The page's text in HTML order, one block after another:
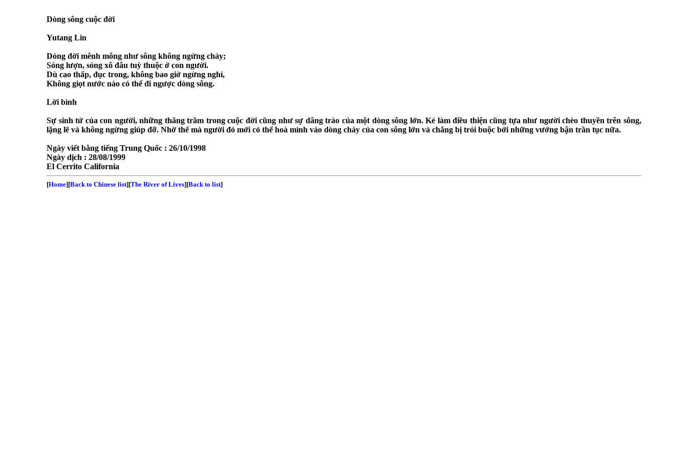
Dòng sông cuộc đời
Yutang Lin
Dòng đời mênh mông như sông không ngừng chảy;
Sóng lượn, sóng xô đâu tuỳ thuộc ở con người.
Dù cao thấp, đục trong, không bao giờ ngừng nghỉ,
Không giọt nước nào có thể đi ngược dòng sông.
Lời bình
Sự sinh tử của con người, những thăng trầm trong cuộc đời cũng như sự dâng trào của một dòng sông lớn. Kẻ làm điều thiện cũng tựa như người chèo thuyền trên sông,
lặng lẽ và không ngừng giúp đỡ. Nhờ thế mà người đó mới có thể hoà mình vào dòng chảy của con sông lớn và chẳng bị trói buộc bởi những vướng bận trần tục nữa.
Ngày viết bằng tiếng Trung Quốc : 26/10/1998
Ngày dịch : 28/08/1999
El Cerrito California
[Home][Back to Chinese list][The River of Lives][Back to list]